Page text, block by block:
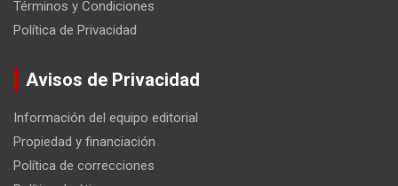
Términos y Condiciones
Política de Privacidad
Avisos de Privacidad
Información del equipo editorial
Propiedad y financiación
Política de correcciones